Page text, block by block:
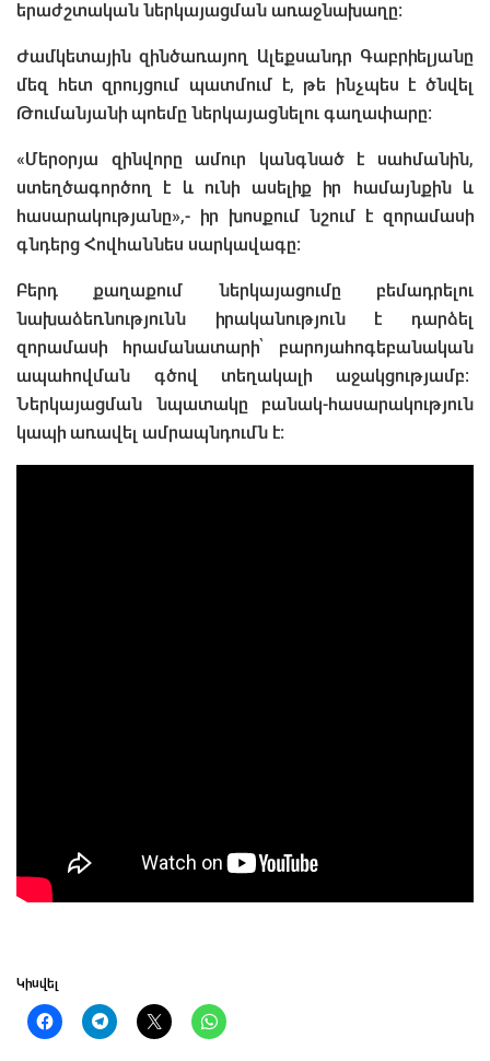
երաժշտական ներկայացման առաջնախաղը:
Ժամկետային զինծառայող Ալեքսանդր Գաբրիելյանը
մեզ հետ զրույցում պատմում է, թե ինչպես է ծնվել
Թումանյանի պոեմը ներկայացնելու գաղափարը։
«Մերօրյա զինվորը ամուր կանգնած է սահմանին,
ստեղծագործող է և ունի ասելիք իր համայնքին և
հասարակությանը»,- իր խոսքում նշում է զորամասի
գնդերց Հովհաննես սարկավագը:
Բերդ քաղաքում ներկայացումը բեմադրելու
նախաձեռնությունն իրականություն է դարձել
զորամասի հրամանատարի՝ բարոյահոգեբանական
ապահովման գծով տեղակալի աջակցությամբ:
Ներկայացման նպատակը բանակ-հասարակություն
կապի առավել ամրապնդումն է։
Կիսվել